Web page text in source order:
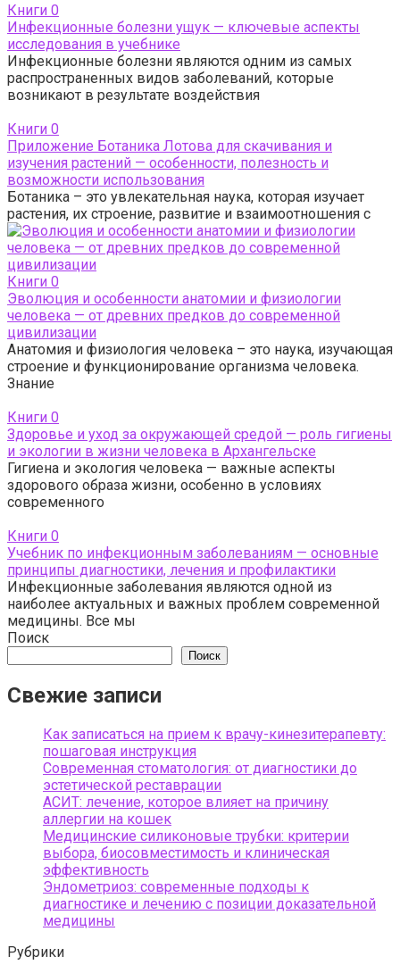
Книги 0
Инфекционные болезни ущук — ключевые аспекты
исследования в учебнике
Инфекционные болезни являются одним из самых
распространенных видов заболеваний, которые
возникают в результате воздействия
Книги 0
Приложение Ботаника Лотова для скачивания и
изучения растений — особенности, полезность и
возможности использования
Ботаника – это увлекательная наука, которая изучает
растения, их строение, развитие и взаимоотношения с
Книги 0
Эволюция и особенности анатомии и физиологии
человека — от древних предков до современной
цивилизации
Анатомия и физиология человека – это наука, изучающая
строение и функционирование организма человека.
Знание
Книги 0
Здоровье и уход за окружающей средой — роль гигиены
и экологии в жизни человека в Архангельске
Гигиена и экология человека — важные аспекты
здорового образа жизни, особенно в условиях
современного
Книги 0
Учебник по инфекционным заболеваниям — основные
принципы диагностики, лечения и профилактики
Инфекционные заболевания являются одной из
наиболее актуальных и важных проблем современной
медицины. Все мы
Поиск
Поиск
Свежие записи
Как записаться на прием к врачу-кинезитерапевту:
пошаговая инструкция
Современная стоматология: от диагностики до
эстетической реставрации
АСИТ: лечение, которое влияет на причину
аллергии на кошек
Медицинские силиконовые трубки: критерии
выбора, биосовместимость и клиническая
эффективность
Эндометриоз: современные подходы к
диагностике и лечению с позиции доказательной
медицины
Рубрики